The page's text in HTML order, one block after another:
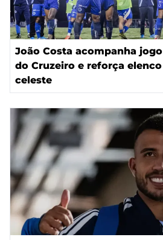
João Costa acompanha jogo
do Cruzeiro e reforça elenco
celeste